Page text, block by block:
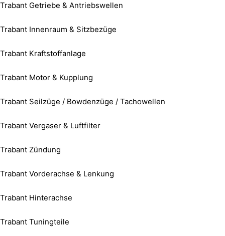
Trabant Getriebe & Antriebswellen
Trabant Innenraum & Sitzbezüge
Trabant Kraftstoffanlage
Trabant Motor & Kupplung
Trabant Seilzüge / Bowdenzüge / Tachowellen
Trabant Vergaser & Luftfilter
Trabant Zündung
Trabant Vorderachse & Lenkung
Trabant Hinterachse
Trabant Tuningteile